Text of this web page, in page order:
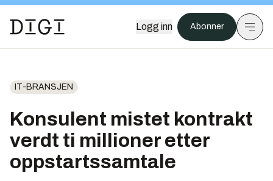
Logg inn Abonner
IT-BRANSJEN
Konsulent mistet kontrakt
verdt ti millioner etter
oppstartssamtale